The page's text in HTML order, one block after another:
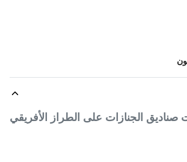
الجنازات على الطراز الأفريقي